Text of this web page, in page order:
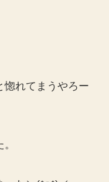
惚れてまうやろー